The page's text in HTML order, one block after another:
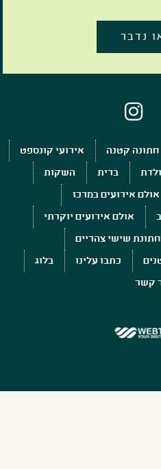
קטנה
אירועי קונספט
ברית
השקות
אירועים במרכז
אולם אירועים יוקרתי
שישי צהריים
כתבו עלינו
בלוג